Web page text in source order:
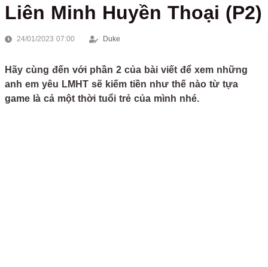
Liên Minh Huyền Thoại (P2)
24/01/2023 07:00 Duke
Hãy cùng đến với phần 2 của bài viết để xem những
anh em yêu LMHT sẽ kiếm tiền như thế nào từ tựa
game là cả một thời tuổi trẻ của mình nhé.